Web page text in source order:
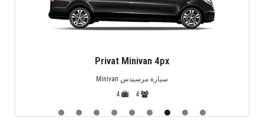
Privat Minivan 4px
سيارة مرسيدس Minivan
4
4